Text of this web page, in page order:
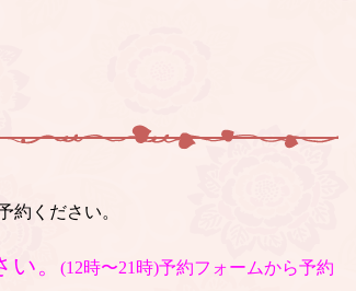
約ください。
。
(12時〜21時)予約フォームから予約